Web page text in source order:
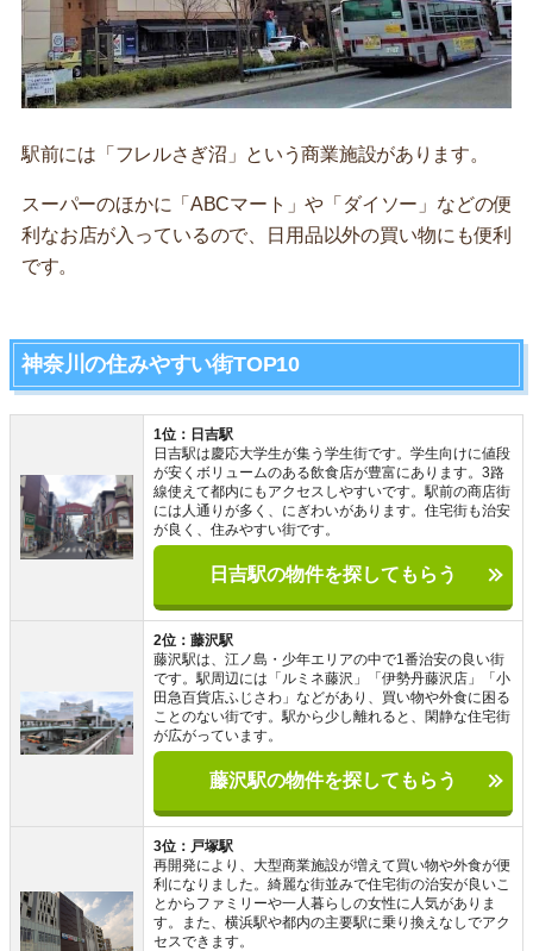
駅前には「フレルさぎ沼」という商業施設があります。
スーパーのほかに「ABCマート」や「ダイソー」などの便
利なお店が入っているので、日用品以外の買い物にも便利
です。
神奈川の住みやすい街TOP10
1位：日吉駅
日吉駅は慶応大学生が集う学生街です。学生向けに値段
が安くボリュームのある飲食店が豊富にあります。3路
線使えて都内にもアクセスしやすいです。駅前の商店街
には人通りが多く、にぎわいがあります。住宅街も治安
が良く、住みやすい街です。
日吉駅の物件を探してもらう
2位：藤沢駅
藤沢駅は、江ノ島・少年エリアの中で1番治安の良い街
です。駅周辺には「ルミネ藤沢」「伊勢丹藤沢店」「小
田急百貨店ふじさわ」などがあり、買い物や外食に困る
ことのない街です。駅から少し離れると、閑静な住宅街
が広がっています。
藤沢駅の物件を探してもらう
3位：戸塚駅
再開発により、大型商業施設が増えて買い物や外食が便
利になりました。綺麗な街並みで住宅街の治安が良いこ
とからファミリーや一人暮らしの女性に人気がありま
す。また、横浜駅や都内の主要駅に乗り換えなしでアク
セスできます。